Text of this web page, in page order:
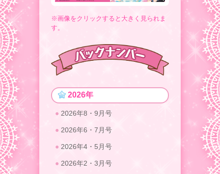
※画像をクリックすると大きく見られま
す。
2026年
2026年8・9月号
2026年6・7月号
2026年4・5月号
2026年2・3月号